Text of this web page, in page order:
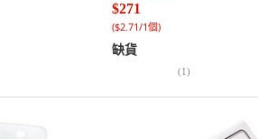
$271
($2.71/1個)
缺貨
(1)